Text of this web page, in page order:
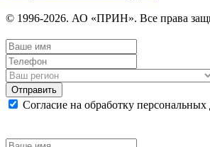
© 1996-2026. АО «ПРИН». Все права
Отправить
Согласие на обработку